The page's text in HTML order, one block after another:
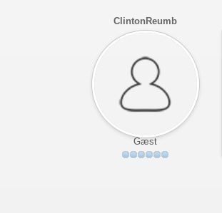
ClintonReumb
Gæst